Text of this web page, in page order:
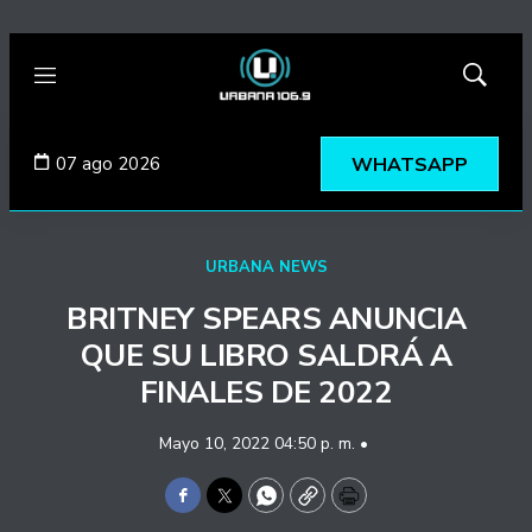
Menú
Mostrar
07 ago 2026 WHATSAPP
URBANA NEWS
BRITNEY SPEARS ANUNCIA
QUE SU LIBRO SALDRÁ A
FINALES DE 2022
Mayo 10, 2022 04:50 p. m. •
Facebook
TwitterWhatsApp
CopyPrint